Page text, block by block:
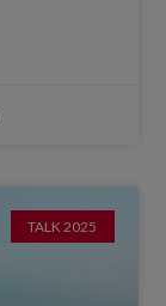
TALK 2025